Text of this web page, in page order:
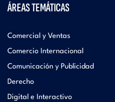
ÁREAS TEMÁTICAS
Comercial y Ventas
Comercio Internacional
Comunicación y Publicidad
Derecho
Digital e Interactivo